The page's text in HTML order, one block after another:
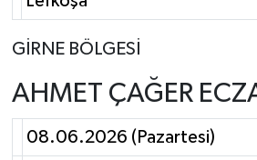
GİRNE BÖLGESİ
AHMET ÇAĞER
08.06.2026 (Pazartesi)